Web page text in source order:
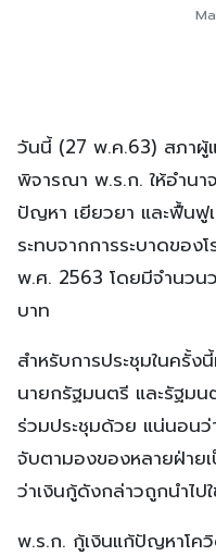
วันนี้ (27 พ.ค.63) สภาผู้
พิจารณา พ.ร.ก. ให้อำนา
ปัญหา เยียวยา และฟื้นฟู
ระทบจากการระบาดของ
พ.ศ. 2563 โดยมีจำนวน
บาท
สำหรับการประชุมในครั้
นายกรัฐมนตรี และรัฐมน
ร่วมประชุมด้วย แน่นอน
จับตามองของหลายฝ่าย
ว่าเงินกู้ดังกล่าวถูกนำไปใ
พ.ร.ก. กู้เงินแก้ปัญหาโค